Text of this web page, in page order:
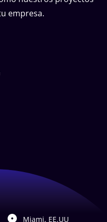
empresa.
Miami, EE.UU